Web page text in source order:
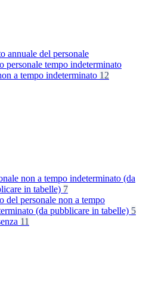
annuale del personale
personale tempo indeterminato
a tempo indeterminato 12
non a tempo indeterminato (da
in tabelle) 7
del personale non a tempo
(da pubblicare in tabelle) 5
11